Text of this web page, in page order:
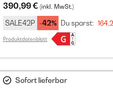
390,99 € (inkl. MwSt.)
SALE42P -42% Du sparst:
Produktdatenblatt
Sofort lieferbar